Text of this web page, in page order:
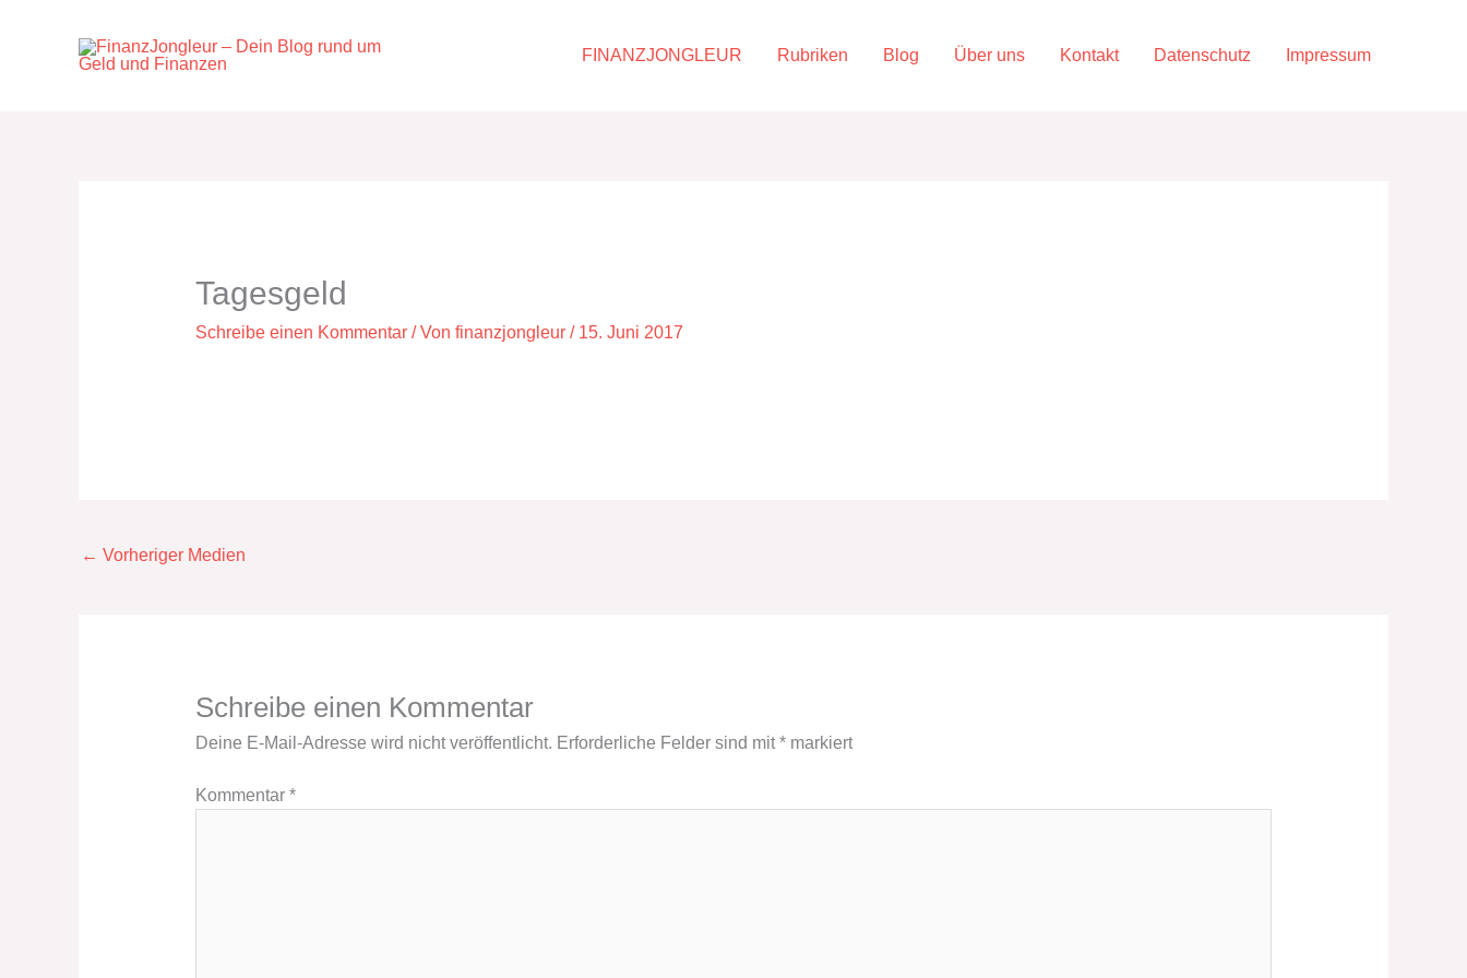
FINANZJONGLEUR Rubriken Blog Über uns Kontakt Datenschutz Impressum
Tagesgeld
Schreibe einen Kommentar / Von finanzjongleur / 15. Juni 2017
← Vorheriger Medien
Schreibe einen Kommentar
Deine E-Mail-Adresse wird nicht veröffentlicht. Erforderliche Felder sind mit*markiert
Kommentar *